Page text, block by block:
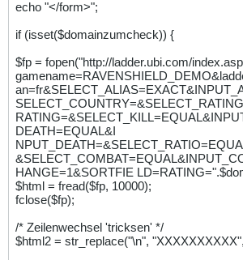
echo "</form>";
if (isset($domainzumcheck)) {
$fp = fopen("http://ladder.ubi.com/
DEATH=EQUAL&I
HANGE=1&SORTFIE
$html = fread($fp, 10000);
fclose($fp);
/* Zeilenwechsel 'tricksen' */
$html2 = str_replace("\n",